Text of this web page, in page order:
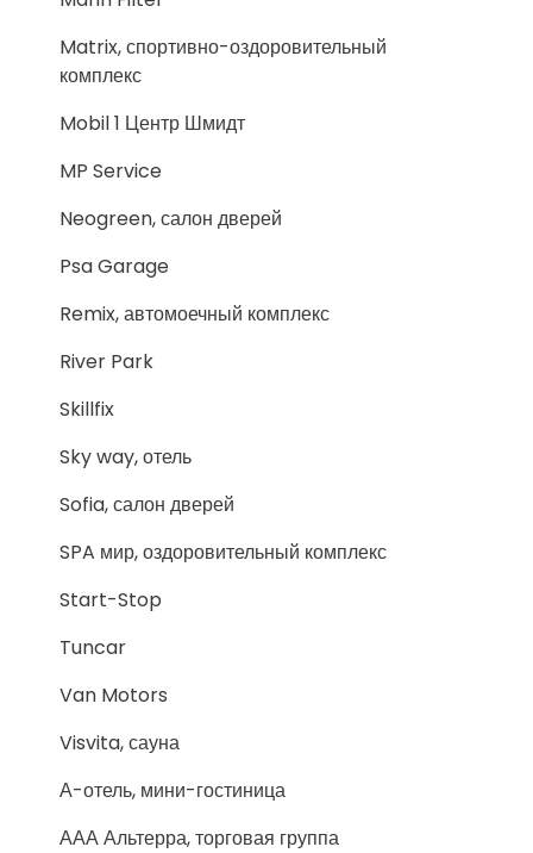
Matrix, спортивно-оздоровительный
комплекс
Mobil 1 Центр Шмидт
MP Service
Neogreen, салон дверей
Psa Garage
Remix, автомоечный комплекс
River Park
Skillfix
Sky way, отель
Sofia, салон дверей
SPA мир, оздоровительный комплекс
Start-Stop
Tuncar
Van Motors
Visvita, сауна
А-отель, мини-гостиница
ААА Альтерра, торговая группа